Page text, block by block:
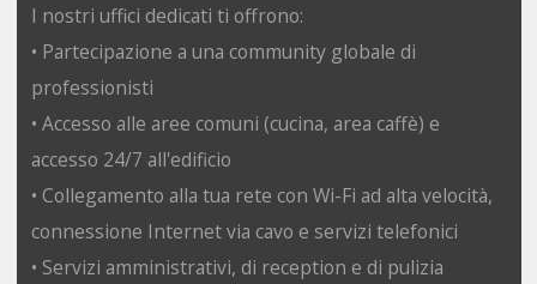
I nostri uffici dedicati ti offrono:
• Partecipazione a una community globale di
professionisti
• Accesso alle aree comuni (cucina, area caffè) e
accesso 24/7 all'edificio
• Collegamento alla tua rete con Wi-Fi ad alta velocità,
connessione Internet via cavo e servizi telefonici
• Servizi amministrativi, di reception e di pulizia